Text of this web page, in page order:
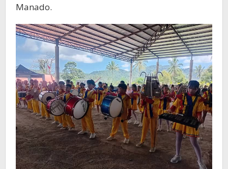
Manado.